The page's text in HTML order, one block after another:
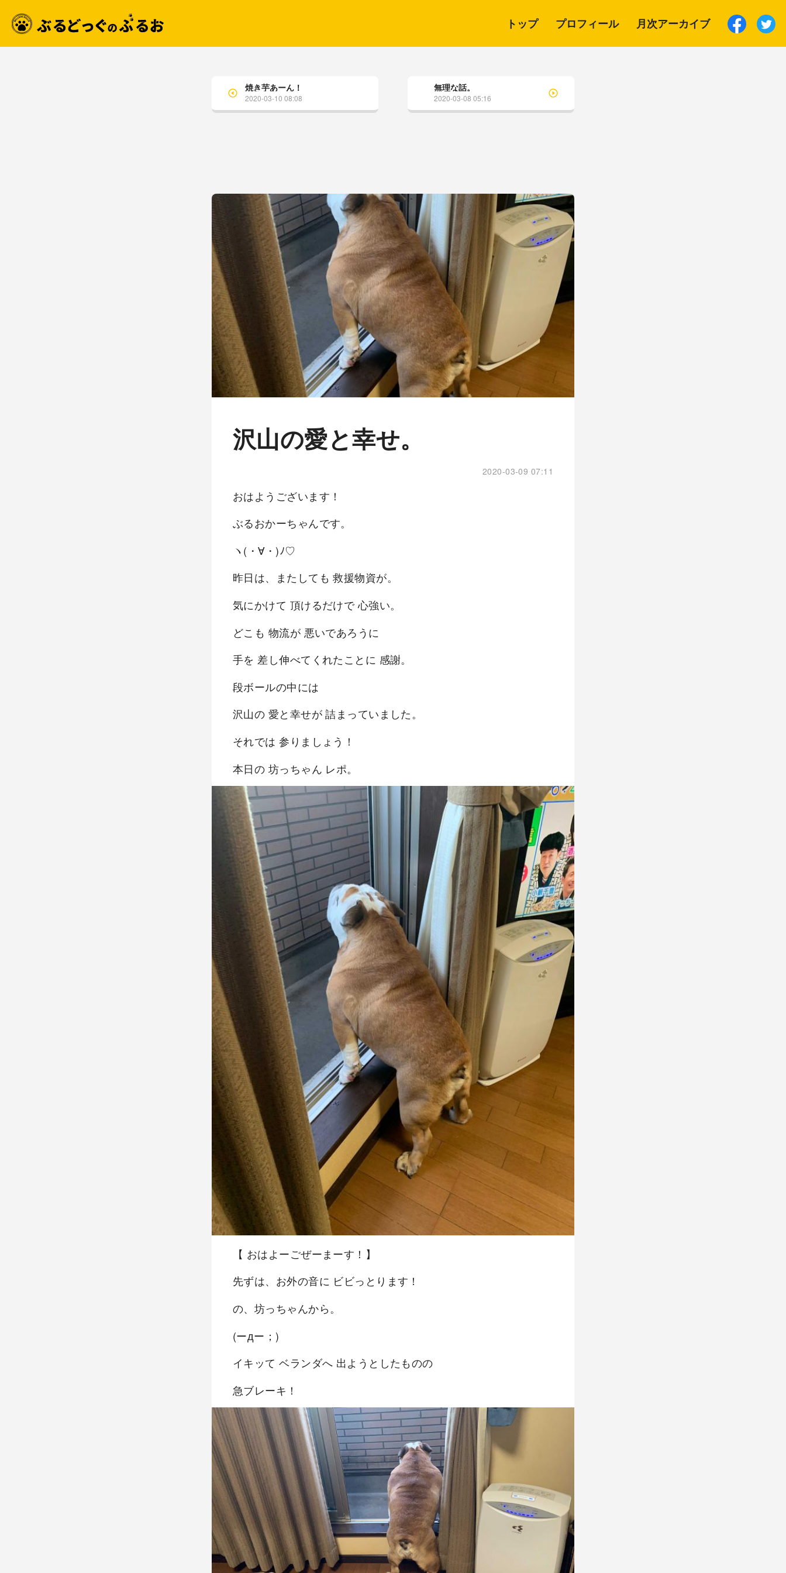
トップ プロフィール 月次アーカイブ
焼き芋あーん！
2020-03-10 08:08
無理な話。
2020-03-08 05:16
沢山の愛と幸せ。
2020-03-09 07:11
おはようございます！
ぶるおかーちゃんです。
ヽ(・∀・)ﾉ♡
昨日は、またしても 救援物資が。
気にかけて 頂けるだけで 心強い。
どこも 物流が 悪いであろうに
手を 差し伸べてくれたことに 感謝。
段ボールの中には
沢山の 愛と幸せが 詰まっていました。
それでは 参りましょう！
本日の 坊っちゃん レポ。
【 おはよーごぜーまーす！】
先ずは、お外の音に ビビっとります！
の、坊っちゃんから。
(ーдー；)
イキッて ベランダへ 出ようとしたものの
急ブレーキ！